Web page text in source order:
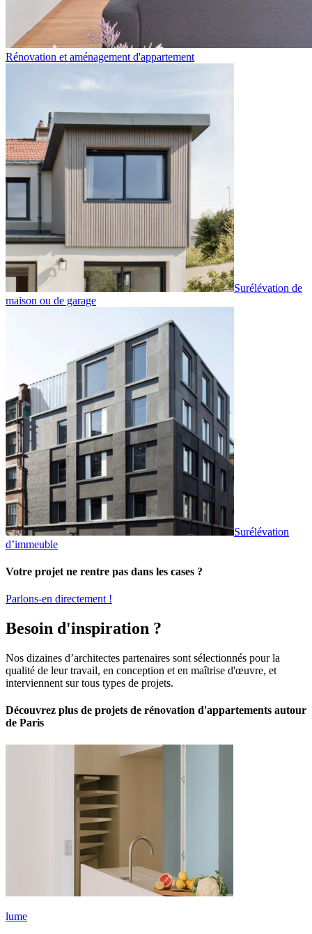
Rénovation et aménagement d'appartement
Surélévation de
maison ou de garage
Surélévation
d’immeuble
Votre projet ne rentre pas dans les cases ?
Parlons-en directement !
Besoin d'inspiration ?
Nos dizaines d’architectes partenaires sont sélectionnés pour la
qualité de leur travail, en conception et en maîtrise d'œuvre, et
interviennent sur tous types de projets.
Découvrez plus de projets de rénovation d'appartements autour
de Paris
lume